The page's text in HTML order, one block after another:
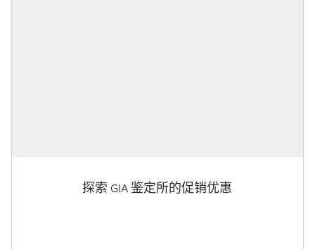
探索 GIA 鉴定所的促销优惠